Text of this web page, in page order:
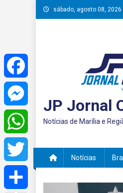
Skip
to
sábado, agosto 08, 2026
JP Jornal
Notícias de Marília e
Notícias
Facebook
Messenger
WhatsApp
Twitter